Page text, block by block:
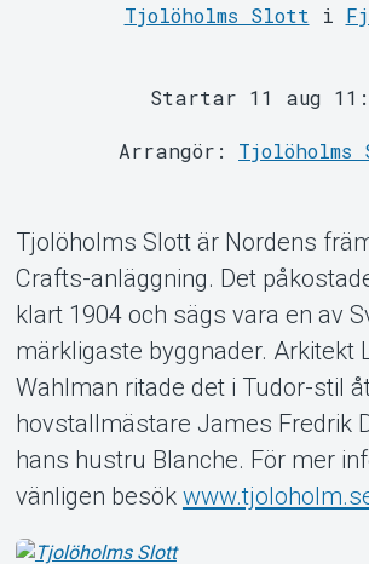
Om
Tjolöholms Slott i
Startar 11 aug
Arrangör: Tjolöholms
Tjolöholms Slott är Nordens
Crafts-anläggning. Det
klart 1904 och sägs vara en av
märkligaste byggnader. Arkitekt
Wahlman ritade det i Tudor-stil
hovstallmästare James Fredrik
hans hustru Blanche. För mer
vänligen besök